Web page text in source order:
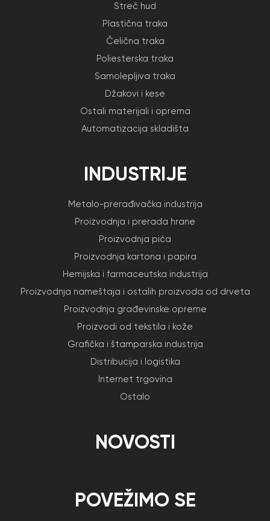
Streč hud
Plastična traka
Čelična traka
Poliesterska traka
Samolepljiva traka
Džakovi i kese
Ostali materijali i oprema
Automatizacija skladišta
INDUSTRIJE
Metalo-prerađivačka industrija
Proizvodnja i prerada hrane
Proizvodnja pića
Proizvodnja kartona i papira
Hemijska i farmaceutska industrija
Proizvodnja nameštaja i ostalih proizvoda od drveta
Proizvodnja građevinske opreme
Proizvodi od tekstila i kože
Grafička i štamparska industrija
Distribucija i logistika
Internet trgovina
Ostalo
NOVOSTI
POVEŽIMO SE